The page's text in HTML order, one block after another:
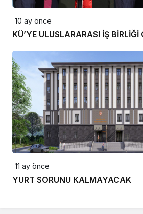
10 ay önce
KÜ’YE ULUSLARARASI İŞ BİRLİĞİ
11 ay önce
YURT SORUNU KALMAYACAK